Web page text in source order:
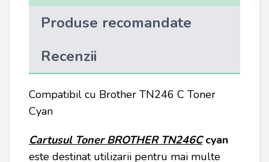
Produse recomandate
Recenzii
Compatibil cu Brother TN246 C Toner
Cyan
Cartusul Toner BROTHER TN246Ccyan
este destinat utilizarii pentru mai multe